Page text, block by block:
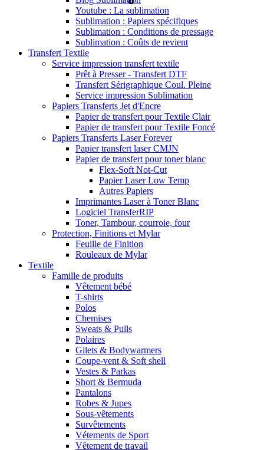
Youtube : La sublimation
Sublimation : Papiers spécifiques
Sublimation : Conditions de pressage
Sublimation : Coûts de revient
Transfert Textile
Service impression transfert textile
Prêt à Presser - Transfert DTF
Transfert Sérigraphique Coul. Pleine
Service impression Sublimation
Papiers Transferts Jet d'Encre
Papier de transfert pour Textile Clair
Papier de transfert pour Textile Foncé
Papiers Transferts Laser Forever
Papier transfert laser CMJN
Papier de transfert pour toner blanc
Flex-Soft Not-Cut
Papier Laser Low Temp
Autres Papiers
Imprimantes Laser à Toner Blanc
Logiciel TransferRIP
Toner, Tambour, courroie, four
Protection, Finitions et Mylar
Feuille de Finition
Rouleaux de Mylar
Textile
Famille de produits
Vêtement bébé
T-shirts
Polos
Chemises
Sweats & Pulls
Polaires
Gilets & Bodywarmers
Coupe-vent & Soft shell
Vestes & Parkas
Short & Bermuda
Pantalons
Robes & Jupes
Sous-vêtements
Survêtements
Vétements de Sport
Vêtement de travail